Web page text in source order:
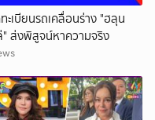
ะเบียนรถเคลื่อนร่าง "ฮลุน
" ส่งพิสูจน์หาความจริง